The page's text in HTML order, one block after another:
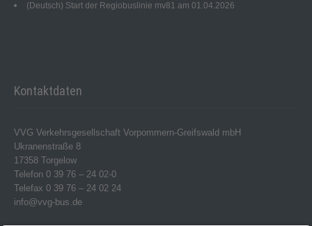
(Deutsch) Start der Regiobuslinie mv81 am 01.04.2026
Kontaktdaten
VVG Verkehrsgesellschaft Vorpommern-Greifswald mbH
Ukranenstraße 8
17358 Torgelow
Telefon 0 39 76 – 24 02-0
Telefax 0 39 76 – 24 02 24
info@vvg-bus.de